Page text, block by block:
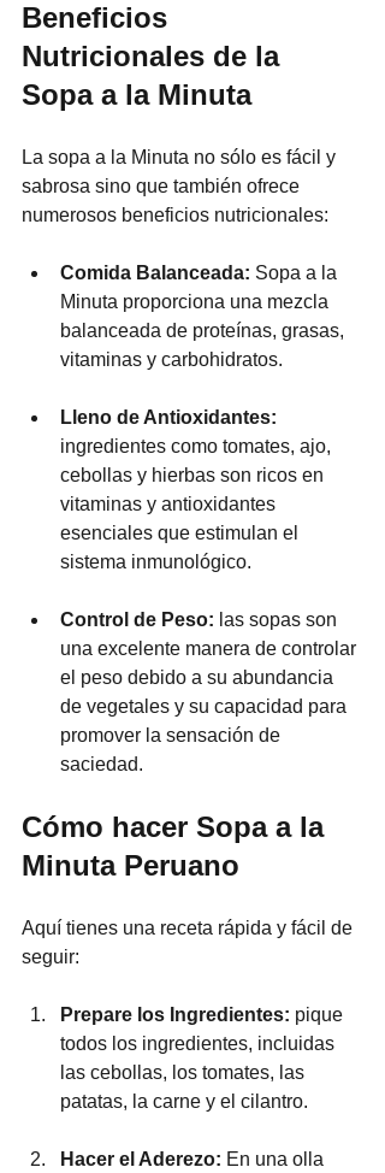
Beneficios
Nutricionales de la
Sopa a la Minuta
La sopa a la Minuta no sólo es fácil y
sabrosa sino que también ofrece
numerosos beneficios nutricionales:
Comida Balanceada: Sopa a la
Minuta proporciona una mezcla
balanceada de proteínas, grasas,
vitaminas y carbohidratos.
Lleno de Antioxidantes:
ingredientes como tomates, ajo,
cebollas y hierbas son ricos en
vitaminas y antioxidantes
esenciales que estimulan el
sistema inmunológico.
Control de Peso: las sopas son
una excelente manera de controlar
el peso debido a su abundancia
de vegetales y su capacidad para
promover la sensación de
saciedad.
Cómo hacer Sopa a la
Minuta Peruano
Aquí tienes una receta rápida y fácil de
seguir:
Prepare los Ingredientes: pique
todos los ingredientes, incluidas
las cebollas, los tomates, las
patatas, la carne y el cilantro.
Hacer el Aderezo: En una olla